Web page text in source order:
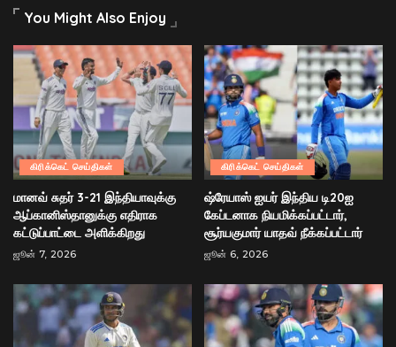
You Might Also Enjoy
கிரிக்கெட் செய்திகள்
மானவ் சுதர் 3-21 இந்தியாவுக்கு
ஆப்கானிஸ்தானுக்கு எதிராக
கட்டுப்பாட்டை அளிக்கிறது
ஜூன் 7, 2026
கிரிக்கெட் செய்திகள்
ஷ்ரேயாஸ் ஐயர் இந்திய டி20ஐ
கேப்டனாக நியமிக்கப்பட்டார்,
சூர்யகுமார் யாதவ் நீக்கப்பட்டார்
ஜூன் 6, 2026